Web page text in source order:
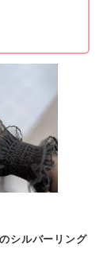
シルバーリング